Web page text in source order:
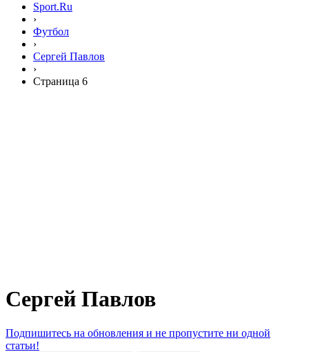
Sport.Ru
›
Футбол
›
Сергей Павлов
›
Страница 6
Сергей Павлов
Подпишитесь на обновления и не пропустите ни одной
статьи!